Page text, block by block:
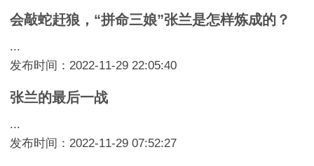
会敲蛇赶狼，“拼命三娘”张兰是怎样炼成的？
...
发布时间：2022-11-29 22:05:40
张兰的最后一战
...
发布时间：2022-11-29 07:52:27